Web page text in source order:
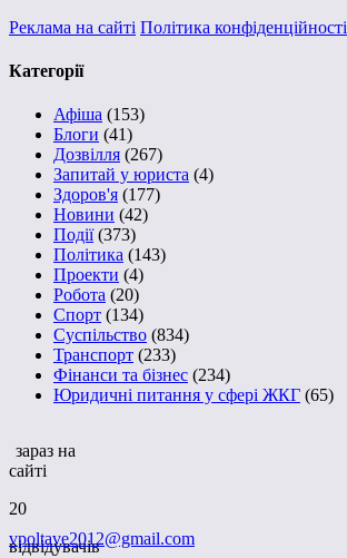
Реклама на сайті Політика конфіденційності
Категорії
Афіша (153)
Блоги (41)
Дозвілля (267)
Запитай у юриста (4)
Здоров'я (177)
Новини (42)
Події(373)
Політика (143)
Проекти (4)
Робота (20)
Спорт (134)
Суспільство (834)
Транспорт (233)
Фінанси та бізнес (234)
Юридичні питання у сфері ЖКГ (65)
зараз на
сайті
20
відвідувачів
vpoltave2012@gmail.com